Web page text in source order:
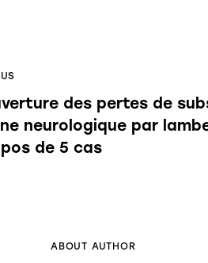
des pertes de
neurologique par
de 5 cas
ABOUT AUTHOR